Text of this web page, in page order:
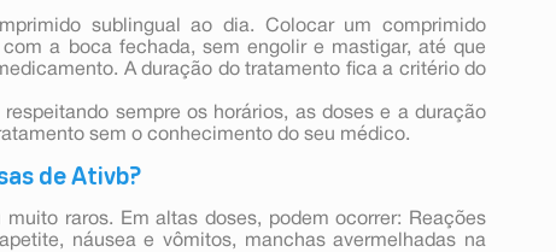
sublingual ao dia. Colocar um comprimido
a boca fechada, sem engolir e mastigar, até que
A duração do tratamento fica a critério do
sempre os horários, as doses e a duração
sem o conhecimento do seu médico.
de Ativb?
raros. Em altas doses, podem ocorrer: Reações
náusea e vômitos, manchas avermelhadas na